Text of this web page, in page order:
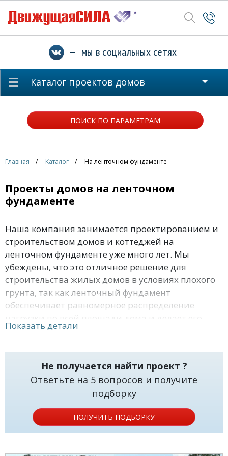
— мы в социальных сетях
Каталог проектов домов
ПОИСК ПО ПАРАМЕТРАМ
Главная Каталог На ленточном фундаменте
Проекты домов на ленточном
фундаменте
Наша компания занимается проектированием и
строительством домов и коттеджей на
ленточном фундаменте уже много лет. Мы
убеждены, что это отличное решение для
строительства жилых домов в условиях плохого
грунта, так как ленточный фундамент
обеспечивает равномерное распределение
более устойчивым и надежным.
Но преимущества ленточного фундамента не
ограничиваются только этим. Такой фундамент
позволяет экономить на затратах на
строительство, так как он требует меньше
материалов и времени на установку. Это дает
возможность снизить стоимость строительства
без ущерба для качества.
Показать детали
Не получается найти проект ?
Ответьте на 5 вопросов и получите
подборку
ПОЛУЧИТЬ ПОДБОРКУ